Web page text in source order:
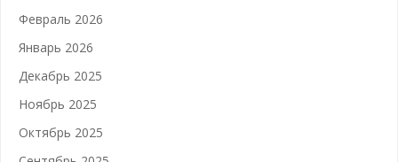
Февраль 2026
Январь 2026
Декабрь 2025
Ноябрь 2025
Октябрь 2025